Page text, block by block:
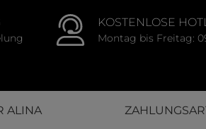
KOSTENLOSE
Montag bis Freitag:
ALINA